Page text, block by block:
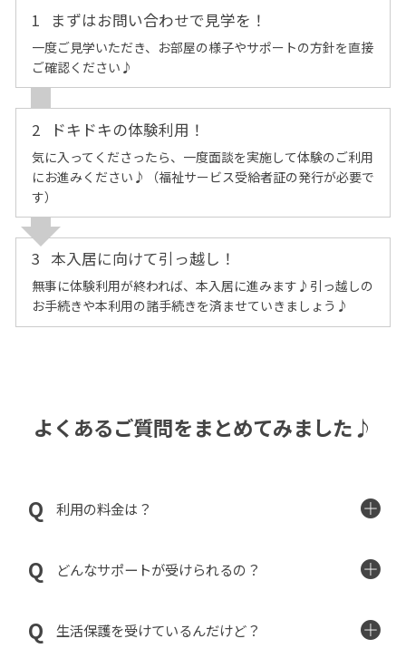
1 まずはお問い合わせで見学を！
一度ご見学いただき、お部屋の様子やサポートの方針を直接
ご確認ください♪
2 ドキドキの体験利用！
気に入ってくださったら、一度面談を実施して体験のご利用
にお進みください♪（福祉サービス受給者証の発行が必要で
す）
3 本入居に向けて引っ越し！
無事に体験利用が終われば、本入居に進みます♪引っ越しの
お手続きや本利用の諸手続きを済ませていきましょう♪
よくあるご質問をまとめてみました♪
利用の料金は？
どんなサポートが受けられるの？
生活保護を受けているんだけど？